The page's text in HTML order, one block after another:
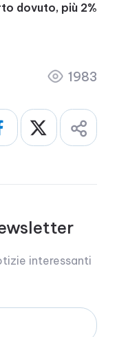
dovuto, più 2%
1983
interessanti